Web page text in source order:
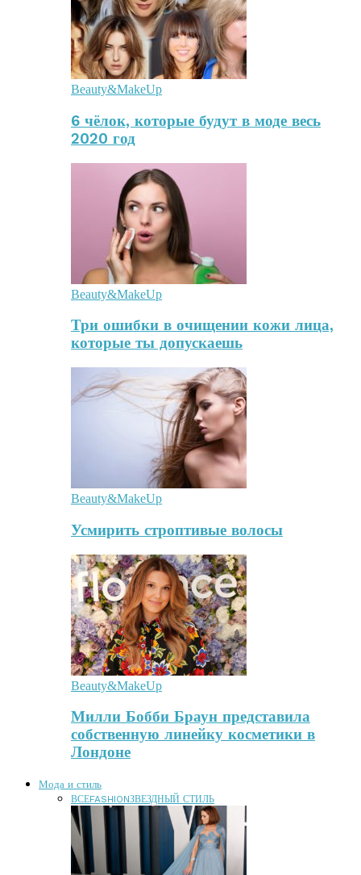
Beauty&MakeUp
6 чёлок, которые будут в моде весь
2020 год
Beauty&MakeUp
Три ошибки в очищении кожи лица,
которые ты допускаешь
Beauty&MakeUp
Усмирить строптивые волосы
Beauty&MakeUp
Милли Бобби Браун представила
собственную линейку косметики в
Лондоне
Мода и стиль
ВСЕFASHIONЗВЕЗДНЫЙ СТИЛЬ